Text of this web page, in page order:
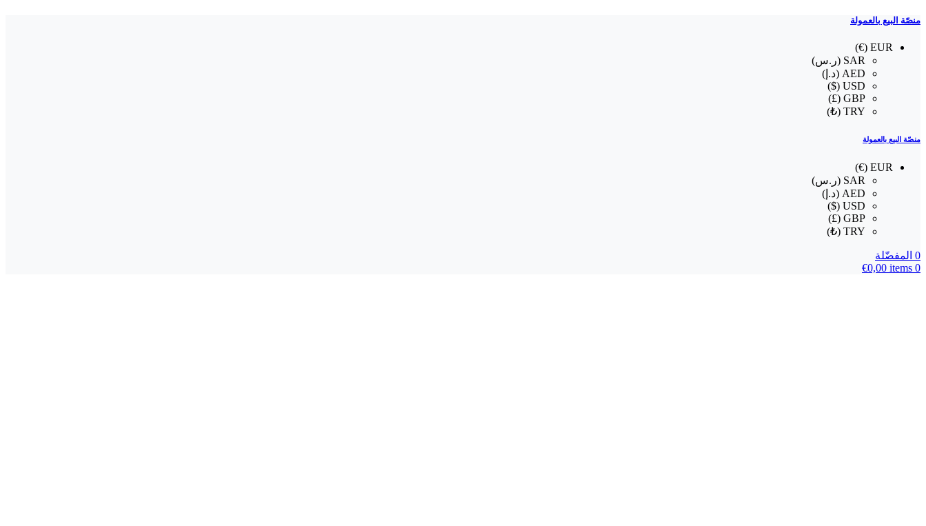
منصّة البيع بالعمولة
EUR (€)
SAR (ر.س)
AED (د.إ)
USD ($)
GBP (£)
TRY (₺)
منصّة البيع بالعمولة
EUR (€)
SAR (ر.س)
AED (د.إ)
USD ($)
GBP (£)
TRY (₺)
0 المفضّلة
0
items
€0,00